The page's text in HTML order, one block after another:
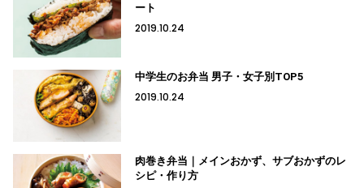
ート
2019.10.24
中学生のお弁当 男子・女子別TOP5
2019.10.24
肉巻き弁当｜メインおかず、サブおかずのレ
シピ・作り方